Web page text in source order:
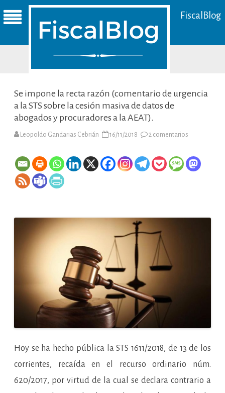
FiscalBlog
Se impone la recta razón (comentario de urgencia
a la STS sobre la cesión masiva de datos de
abogados y procuradores a la AEAT).
Leopoldo Gandarias Cebrián 16/11/2018 2 comentarios
la
recta
razón
sobre
Hoy se ha hecho pública la STS 1611/2018, de 13 de los
corrientes, recaída en el recurso ordinario núm.
620/2017, por virtud de la cual se declara contrario a